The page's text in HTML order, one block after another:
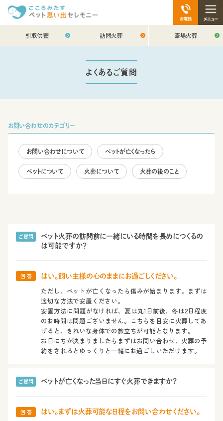
引取供養 訪問火葬 斎場火葬
よくあるご質問
お問い合わせのカテゴリー
お問い合わせについて ペットが亡くなったら
ペットについて 火葬について 火葬の後のこと
ご質問
ペット火葬の訪問前に一緒にいる時間を長めにつくるの
は可能ですか？
回 答 はい。飼い主様の心のままにお過ごしください。
ただし、ペットが亡くなったら傷みが始まります。まずは
適切な方法で安置ください。
安置方法に問題がなければ、夏は丸1日前後、冬は2日程度
のお時間は問題ございません。こちらを目安に火葬してあ
げると、きれいな身体での旅立ちが可能となります。
お日にちが決まりましたらまずはお問い合わせ、火葬の予
約をされるとゆっくりと一緒にお過ごしいただけます。
ご質問 ペットが亡くなった当日にすぐ火葬できますか？
回 答 はい。まずは火葬可能な日程をお問い合わせください。